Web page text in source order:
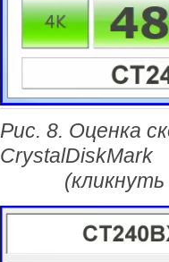
Рис. 8. Оценка
CrystalDiskMark
(кликнуть